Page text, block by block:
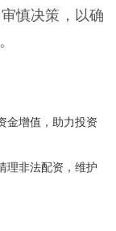
慎决策，以确
金增值，助力投资
理非法配资，维护